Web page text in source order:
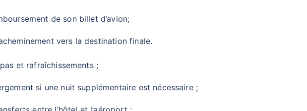
de son billet d’avion;
vers la destination finale.
et rafraîchissements ;
si une nuit supplémentaire est nécessaire ;